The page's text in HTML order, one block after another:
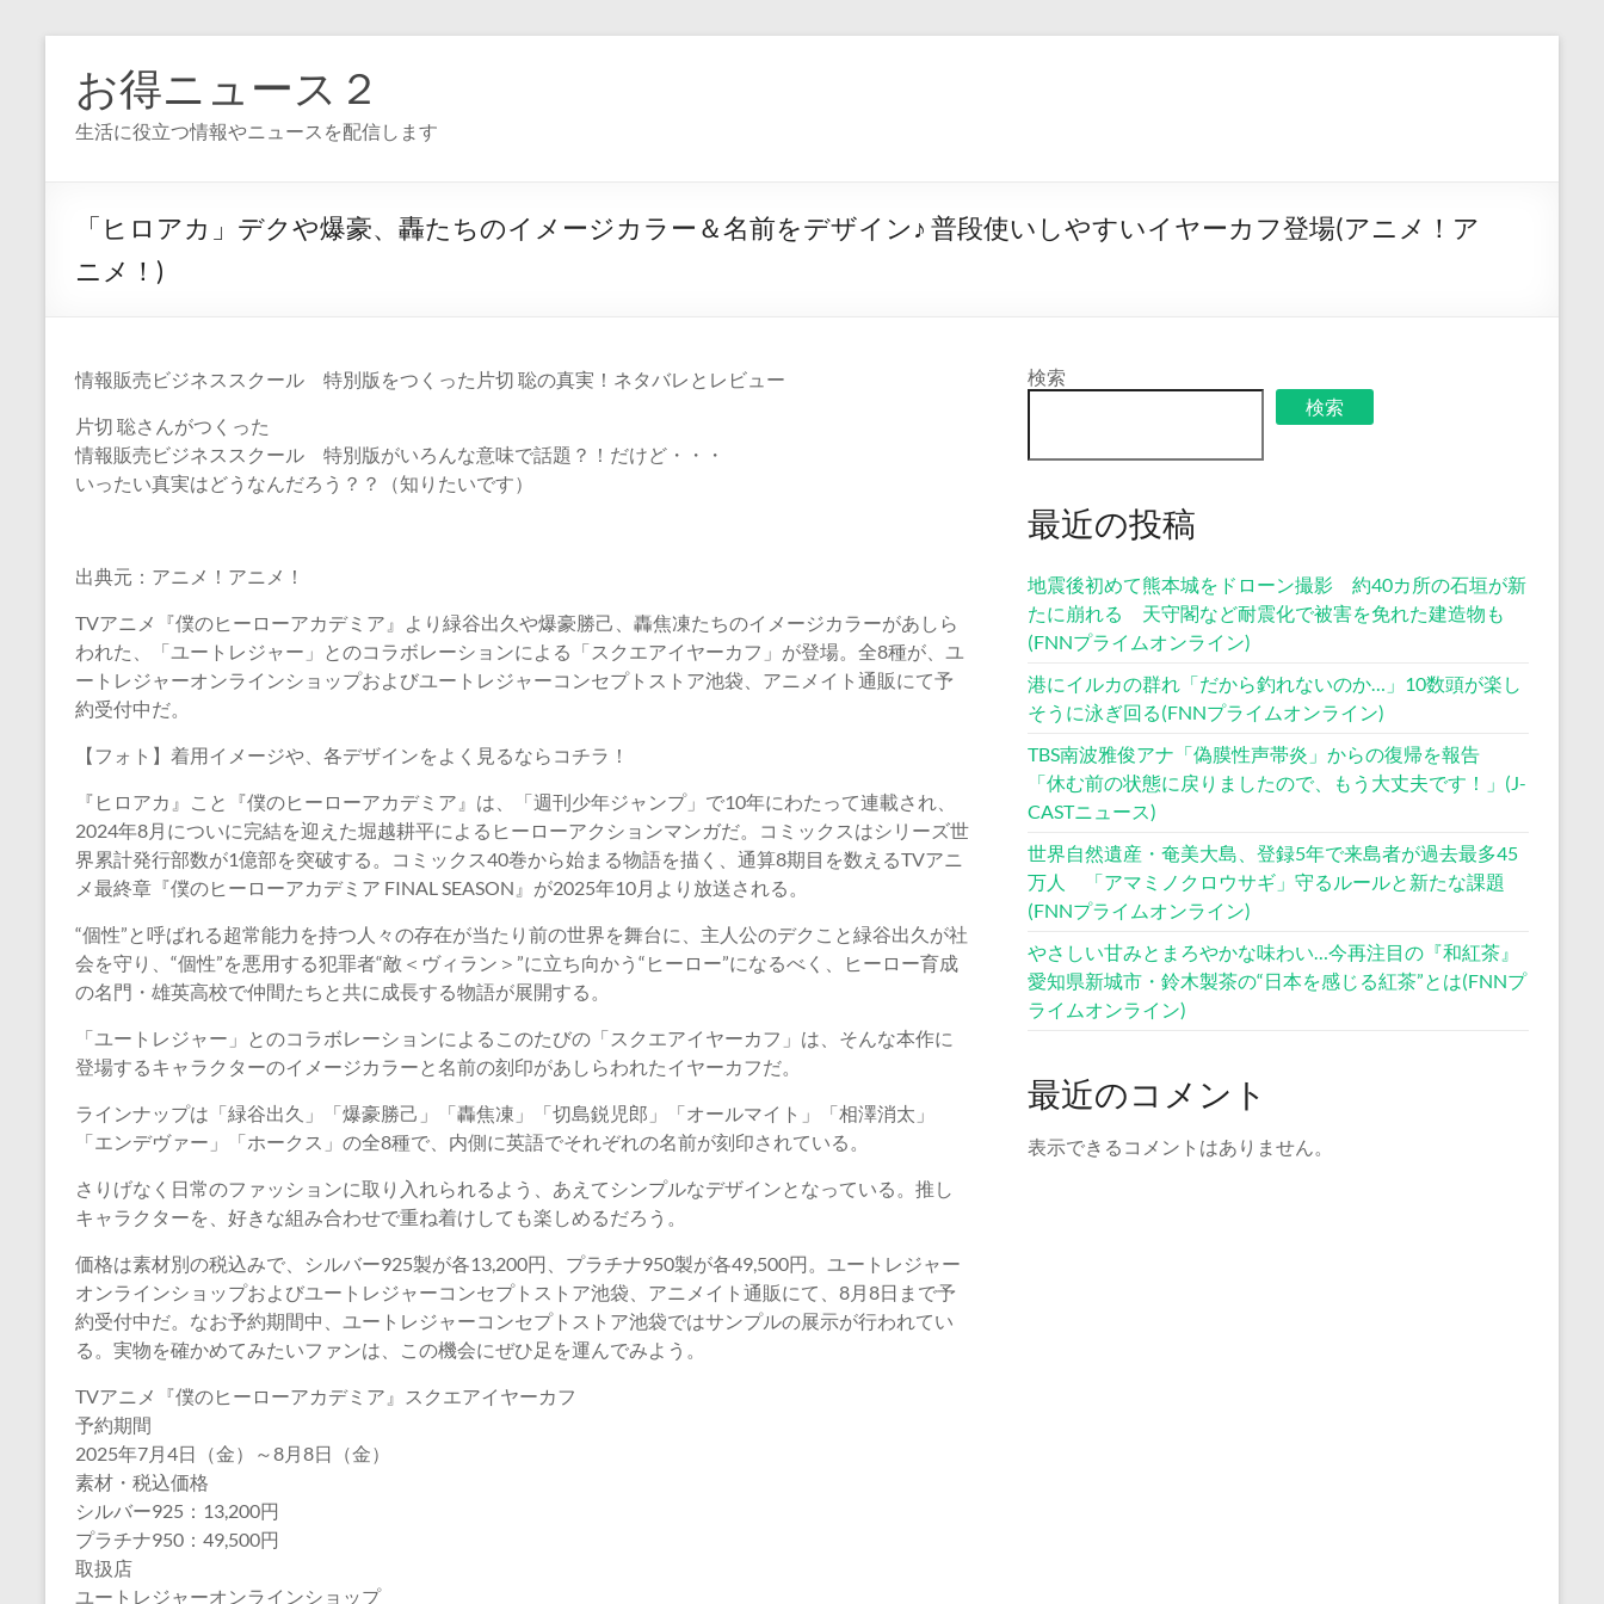
お得ニュース２
生活に役立つ情報やニュースを配信します
「ヒロアカ」デクや爆豪、轟たちのイメージカラー＆名前をデザイン♪ 普段使いしやすいイヤーカフ登場(アニメ！ア
ニメ！)
情報販売ビジネススクール 特別版をつくった片切 聡の真実！ネタバレとレビュー
片切 聡さんがつくった
情報販売ビジネススクール 特別版がいろんな意味で話題？！だけど・・・
いったい真実はどうなんだろう？？（知りたいです）
出典元：アニメ！アニメ！
TVアニメ『僕のヒーローアカデミア』より緑谷出久や爆豪勝己、轟焦凍たちのイメージカラーがあしら
われた、「ユートレジャー」とのコラボレーションによる「スクエアイヤーカフ」が登場。全8種が、ユ
ートレジャーオンラインショップおよびユートレジャーコンセプトストア池袋、アニメイト通販にて予
約受付中だ。
【フォト】着用イメージや、各デザインをよく見るならコチラ！
『ヒロアカ』こと『僕のヒーローアカデミア』は、「週刊少年ジャンプ」で10年にわたって連載され、
2024年8月についに完結を迎えた堀越耕平によるヒーローアクションマンガだ。コミックスはシリーズ世
界累計発行部数が1億部を突破する。コミックス40巻から始まる物語を描く、通算8期目を数えるTVアニ
メ最終章『僕のヒーローアカデミア FINAL SEASON』が2025年10月より放送される。
“個性”と呼ばれる超常能力を持つ人々の存在が当たり前の世界を舞台に、主人公のデクこと緑谷出久が社
会を守り、“個性”を悪用する犯罪者“敵＜ヴィラン＞”に立ち向かう“ヒーロー”になるべく、ヒーロー育成
の名門・雄英高校で仲間たちと共に成長する物語が展開する。
「ユートレジャー」とのコラボレーションによるこのたびの「スクエアイヤーカフ」は、そんな本作に
登場するキャラクターのイメージカラーと名前の刻印があしらわれたイヤーカフだ。
ラインナップは「緑谷出久」「爆豪勝己」「轟焦凍」「切島鋭児郎」「オールマイト」「相澤消太」
「エンデヴァー」「ホークス」の全8種で、内側に英語でそれぞれの名前が刻印されている。
さりげなく日常のファッションに取り入れられるよう、あえてシンプルなデザインとなっている。推し
キャラクターを、好きな組み合わせで重ね着けしても楽しめるだろう。
価格は素材別の税込みで、シルバー925製が各13,200円、プラチナ950製が各49,500円。ユートレジャー
オンラインショップおよびユートレジャーコンセプトストア池袋、アニメイト通販にて、8月8日まで予
約受付中だ。なお予約期間中、ユートレジャーコンセプトストア池袋ではサンプルの展示が行われてい
る。実物を確かめてみたいファンは、この機会にぜひ足を運んでみよう。
TVアニメ『僕のヒーローアカデミア』スクエアイヤーカフ
予約期間
2025年7月4日（金）～8月8日（金）
素材・税込価格
シルバー925：13,200円
プラチナ950：49,500円
取扱店
ユートレジャーオンラインショップ
検索
検索
最近の投稿
地震後初めて熊本城をドローン撮影 約40カ所の石垣が新
たに崩れる 天守閣など耐震化で被害を免れた建造物も
(FNNプライムオンライン)
港にイルカの群れ「だから釣れないのか…」10数頭が楽し
そうに泳ぎ回る(FNNプライムオンライン)
TBS南波雅俊アナ「偽膜性声帯炎」からの復帰を報告
「休む前の状態に戻りましたので、もう大丈夫です！」(J-
CASTニュース)
世界自然遺産・奄美大島、登録5年で来島者が過去最多45
万人 「アマミノクロウサギ」守るルールと新たな課題
(FNNプライムオンライン)
やさしい甘みとまろやかな味わい…今再注目の『和紅茶』
愛知県新城市・鈴木製茶の“日本を感じる紅茶”とは(FNNプ
ライムオンライン)
最近のコメント
表示できるコメントはありません。